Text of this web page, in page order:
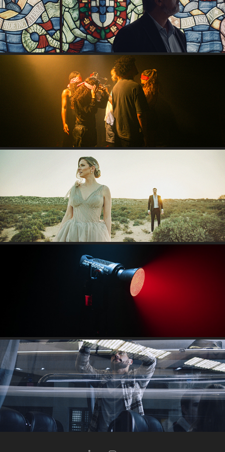
THE ALGARVE IN THE PORTUGUESE DISCOVERIES
GONÇALO MENDES - POUCO
DO YOU LOVE ME
ALGARVE FILM RENTALS
VAMUS